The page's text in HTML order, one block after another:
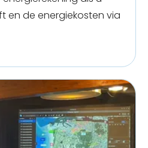
en de energiekosten via